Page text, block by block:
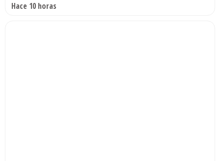
Hace 10 horas